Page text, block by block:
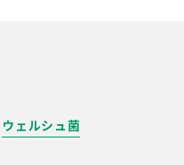
ウェルシュ菌